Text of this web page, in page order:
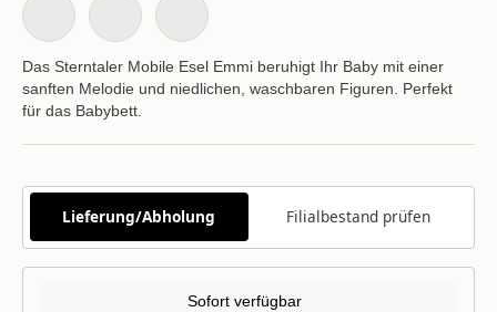
Das Sterntaler Mobile Esel Emmi beruhigt Ihr Baby mit einer
sanften Melodie und niedlichen, waschbaren Figuren. Perfekt
für das Babybett.
Lieferung/Abholung Filialbestand prüfen
Sofort verfügbar